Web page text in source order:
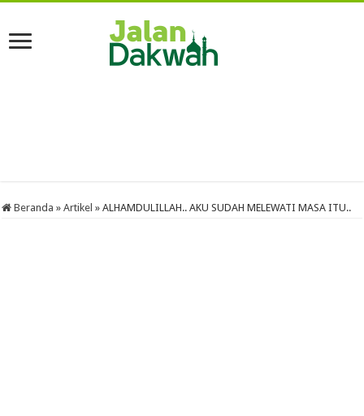
Beranda » Artikel » ALHAMDULILLAH.. AKU SUDAH MELEWATI MASA ITU..